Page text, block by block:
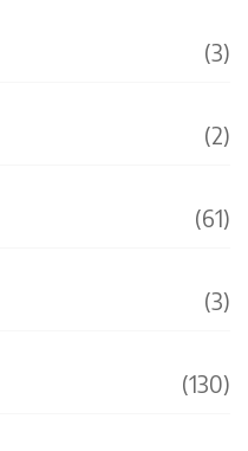
(3)
(2)
(61)
(3)
(130)